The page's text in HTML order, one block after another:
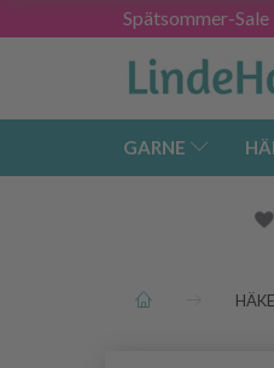
Spätsommer-
GARNE